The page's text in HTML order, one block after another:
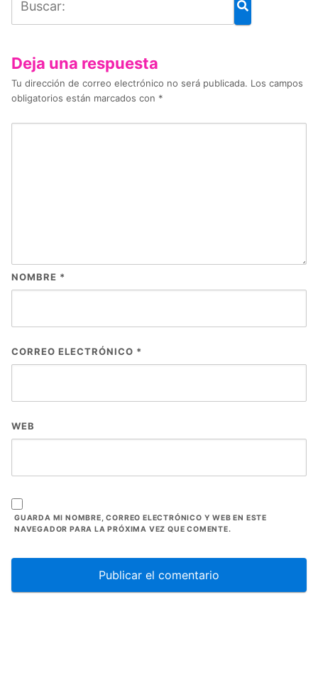
Deja una respuesta
Tu dirección de correo electrónico no será publicada. Los campos
obligatorios están marcados con *
NOMBRE *
CORREO ELECTRÓNICO *
WEB
GUARDA MI NOMBRE, CORREO ELECTRÓNICO Y WEB EN ESTE
NAVEGADOR PARA LA PRÓXIMA VEZ QUE COMENTE.